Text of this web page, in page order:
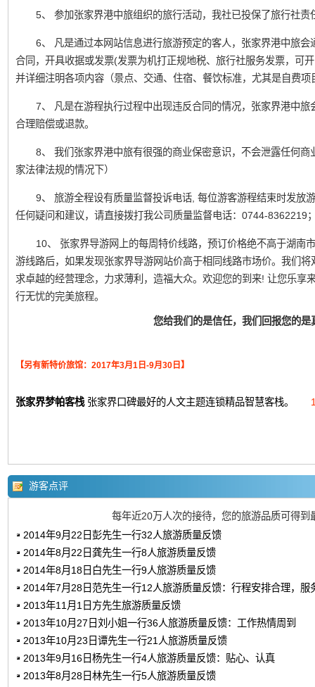
5、 参加张家界港中旅组织的旅行活动，我社已投保了旅行社责
6、 凡是通过本网站信息进行旅游预定的客人，张家界港中旅
合同，开具收据或发票(发票为机打正规地税、旅行社服务发票，可
并详细注明各项内容（景点、交通、住宿、餐饮标准，尤其是自费
7、 凡是在游程执行过程中出现违反合同的情况，张家界港中
合理赔偿或退款。
8、 我们张家界港中旅有很强的商业保密意识，不会泄露任何
家法律法规的情况下）
9、 旅游全程设有质量监督投诉电话, 每位游客游程结束时发放
任何疑问和建议，请直接拨打我公司质量监督电话：0744-8362219
10、 张家界导游网上的每周特价线路，预订价格绝不高于湖南
游线路后，如果发现张家界导游网站价高于相同线路市场价。我们
求卓越的经营理念，力求薄利，造福大众。欢迎您的到来! 让您乐享
行无忧的完美旅程。
您给我们的是信任，我们回报您的是
【另有新特价旅馆：2017年3月1日-9月30日】
张家界梦帕客栈张家界口碑最好的人文主题连锁精品智慧客栈。
游客点评
每年近20万人次的接待，您的旅游品质可得到
2014年9月22日彭先生一行32人旅游质量反馈
2014年8月22日龚先生一行8人旅游质量反馈
2014年8月18日白先生一行9人旅游质量反馈
2014年7月28日范先生一行12人旅游质量反馈：行程安排合理，服
2013年11月1日方先生旅游质量反馈
2013年10月27日刘小姐一行36人旅游质量反馈：工作热情周到
2013年10月23日谭先生一行21人旅游质量反馈
2013年9月16日杨先生一行4人旅游质量反馈：贴心、认真
2013年8月28日林先生一行5人旅游质量反馈